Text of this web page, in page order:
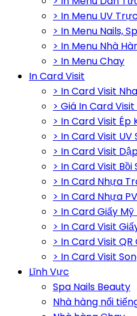
> In Menu UV
> In Menu Nails,
> In Menu Nhà
> In Menu Chay
In Card Visit
> In Card Visit
> Giá In Card
> In Card Visit Ép
> In Card Visit UV
> In Card Visit
> In Card Visit Bồi
> In Card Nhựa
> In Card Nhựa
> In Card Giấy
> In Card Visit
> In Card Visit QR
> In Card Visit
Lĩnh Vực
Spa Nails Beauty
Nhà hàng nổi